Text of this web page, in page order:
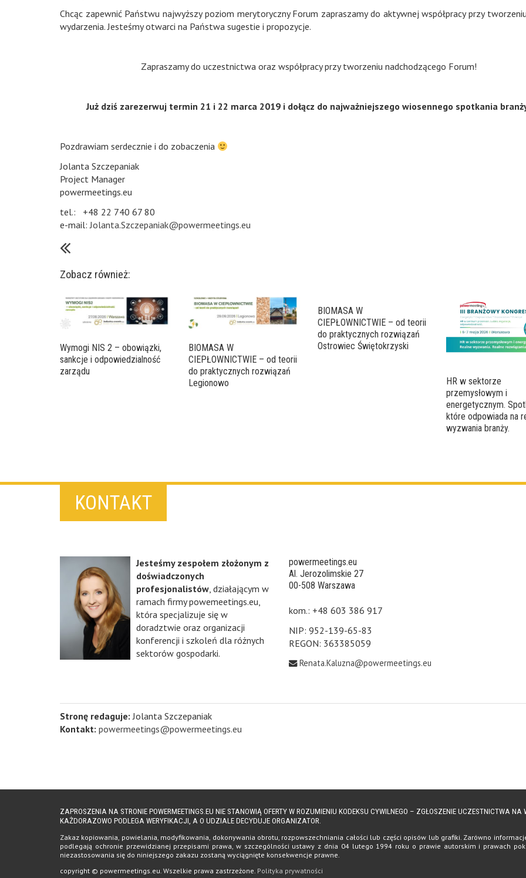
Chcąc zapewnić Państwu najwyższy poziom merytoryczny Forum zapraszamy do aktywnej współpracy przy
wydarzenia. Jesteśmy otwarci na Państwa sugestie i propozycje.
Zapraszamy do uczestnictwa oraz współpracy przy tworzeniu nadchodzącego Forum!
Już dziś zarezerwuj termin 21 i 22 marca 2019 i dołącz do najważniejszego wiosennego spotkania
Pozdrawiam serdecznie i do zobaczenia
Jolanta Szczepaniak
Project Manager
powermeetings.eu
tel.: +48 22 740 67 80
e-mail:Jolanta.Szczepaniak@powermeetings.eu
Zobacz również:
Wymogi NIS 2 – obowiązki,
sankcje i odpowiedzialność
zarządu
BIOMASA W
CIEPŁOWNICTWIE – od teorii
do praktycznych rozwiązań
Legionowo
BIOMASA W
CIEPŁOWNICTWIE – od teorii
do praktycznych rozwiązań
Ostrowiec Świętokrzyski
HR w sektorze
przemysłowym i
energetycznym.
które odpowiada na
wyzwania branży.
KONTAKT
Jesteśmy zespołem złożonym z
doświadczonych
profesjonalistów , działającym w
ramach firmy powemeetings.eu,
która specjalizuje się w
doradztwie oraz organizacji
konferencji i szkoleń dla różnych
sektorów gospodarki.
powermeetings.eu
Al. Jerozolimskie 27
00-508 Warszawa
kom.: +48 603 386 917
NIP: 952-139-65-83
REGON: 363385059
Renata.Kaluzna@powermeetings.eu
Stronę redaguje: Jolanta Szczepaniak
Kontakt: powermeetings@powermeetings.eu
ZAPROSZENIA NA STRONIE POWERMEETINGS.EU NIE STANOWIĄ OFERTY W ROZUMIENIU KODEKSU CYWILNEGO – ZGŁOSZENIE UCZESTNICTWA
KAŻDORAZOWO PODLEGA WERYFIKACJI, A O UDZIALE DECYDUJE ORGANIZATOR.
Zakaz kopiowania, powielania, modyfikowania, dokonywania obrotu, rozpowszechniania całości lub części opisów lub grafiki. Zarówno
podlegają ochronie przewidzianej przepisami prawa, w szczególności ustawy z dnia 04 lutego 1994 roku o prawie autorskim i prawach
niezastosowania się do niniejszego zakazu zostaną wyciągnięte konsekwencje prawne.
copyright © powermeetings.eu. Wszelkie prawa zastrzeżone. Polityka prywatności